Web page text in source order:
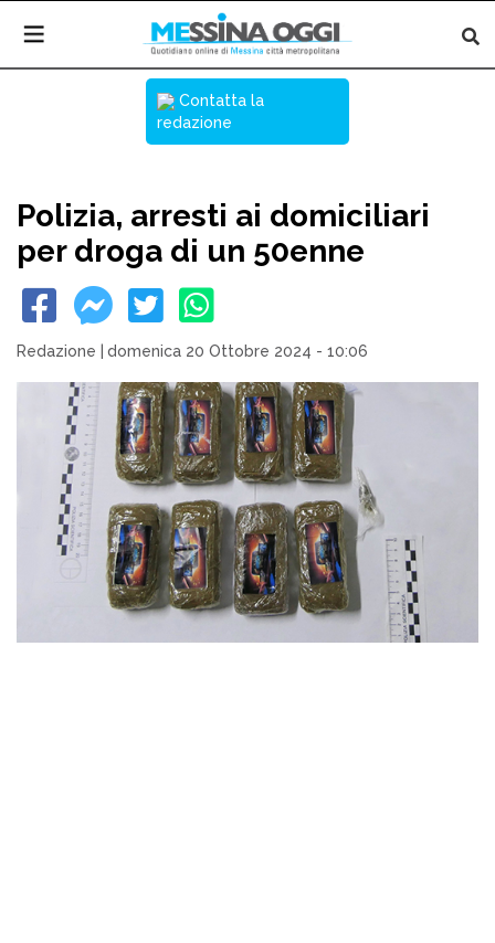
Contatta la
redazione
Polizia, arresti ai domiciliari
per droga di un 50enne
Redazione domenica 20 Ottobre 2024 - 10:06